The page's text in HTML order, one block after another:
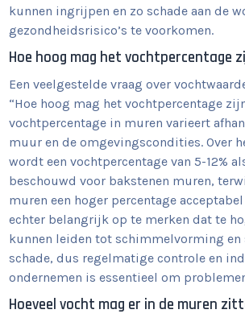
kunnen ingrijpen en zo schade aan de
gezondheidsrisico’s te voorkomen.
Hoe hoog mag het vochtpercentage
Een veelgestelde vraag over
“Hoe hoog mag het vochtpercentage
vochtpercentage in muren varieert
muur en de omgevingscondities. Over
wordt een vochtpercentage van 5-12%
beschouwd voor bakstenen muren,
muren een hoger percentage
echter belangrijk op te merken dat te
kunnen leiden tot schimmelvorming
schade, dus regelmatige controle en
ondernemen is essentieel om
Hoeveel vocht mag er in de muren